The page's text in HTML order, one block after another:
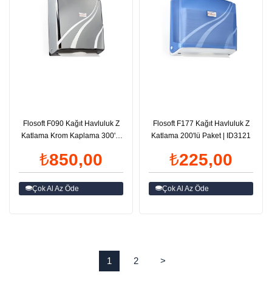
Flosoft F090 Kağıt Havluluk Z
Katlama Krom Kaplama 300'lü
₺850,00
Çok Al Az Öde
Flosoft F177 Kağıt Havluluk Z
Katlama 200'lü Paket | ID3121
₺225,00
Çok Al Az Öde
1 2 >